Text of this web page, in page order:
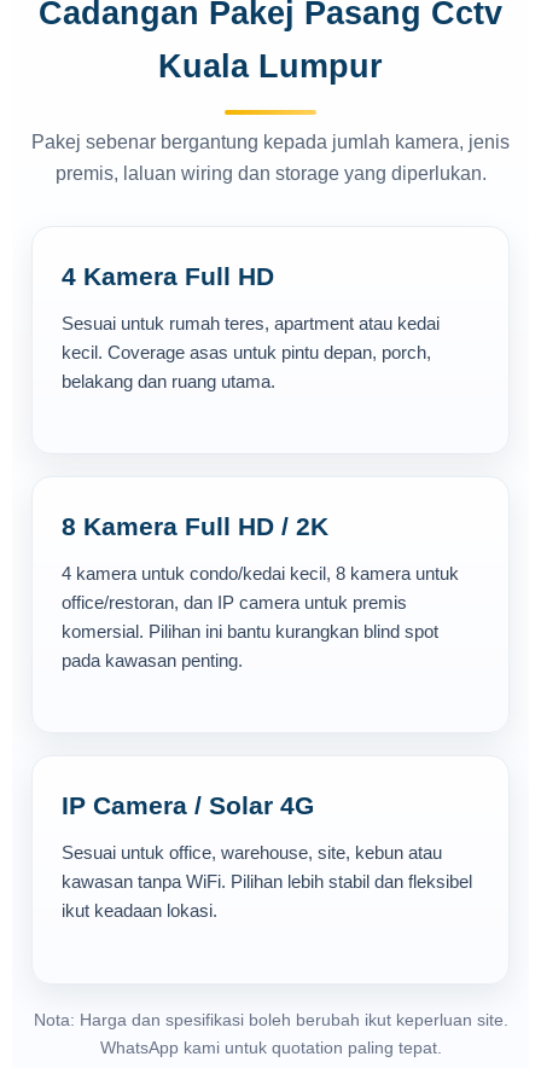
Cadangan Pakej Pasang Cctv
Kuala Lumpur
Pakej sebenar bergantung kepada jumlah kamera, jenis
premis, laluan wiring dan storage yang diperlukan.
4 Kamera Full HD
Sesuai untuk rumah teres, apartment atau kedai
kecil. Coverage asas untuk pintu depan, porch,
belakang dan ruang utama.
8 Kamera Full HD / 2K
4 kamera untuk condo/kedai kecil, 8 kamera untuk
office/restoran, dan IP camera untuk premis
komersial. Pilihan ini bantu kurangkan blind spot
pada kawasan penting.
IP Camera / Solar 4G
Sesuai untuk office, warehouse, site, kebun atau
kawasan tanpa WiFi. Pilihan lebih stabil dan fleksibel
ikut keadaan lokasi.
Nota: Harga dan spesifikasi boleh berubah ikut keperluan site.
WhatsApp kami untuk quotation paling tepat.